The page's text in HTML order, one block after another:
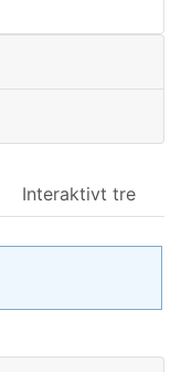
Interaktivt tre